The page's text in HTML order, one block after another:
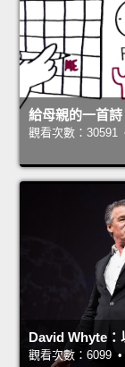
給母親的一首
觀看次數：30591
David Whyte：
觀看次數：6099